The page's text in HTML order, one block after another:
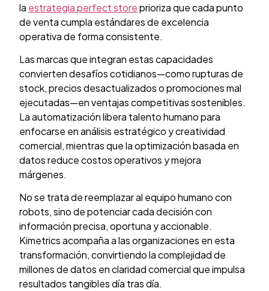
la estrategia perfect storeprioriza que cada punto
de venta cumpla estándares de excelencia
operativa de forma consistente.
Las marcas que integran estas capacidades
convierten desafíos cotidianos—como rupturas de
stock, precios desactualizados o promociones mal
ejecutadas—en ventajas competitivas sostenibles.
La automatización libera talento humano para
enfocarse en análisis estratégico y creatividad
comercial, mientras que la optimización basada en
datos reduce costos operativos y mejora
márgenes.
No se trata de reemplazar al equipo humano con
robots, sino de potenciar cada decisión con
información precisa, oportuna y accionable.
Kimetrics acompaña a las organizaciones en esta
transformación, convirtiendo la complejidad de
millones de datos en claridad comercial que impulsa
resultados tangibles día tras día.